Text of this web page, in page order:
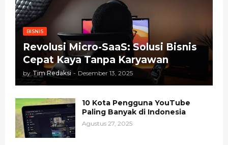
BISNIS
Revolusi Micro-SaaS: Solusi Bisnis
Cepat Kaya Tanpa Karyawan
by Tim Redaksi - Desember 13, 2025
10 Kota Pengguna YouTube
Paling Banyak di Indonesia
Agustus 27, 2025